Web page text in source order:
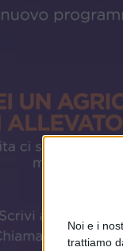
Noi e i
trattiamo